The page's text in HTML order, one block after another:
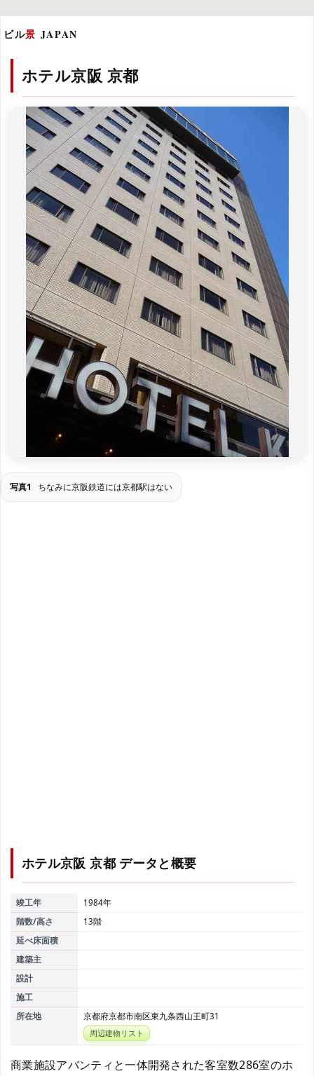
ビル景 JAPAN
ホテル京阪 京都
写真1 ちなみに京阪鉄道には京都駅はない
ホテル京阪 京都データと概要
竣工年
1984年
階数/高さ
13階
延べ床面積
建築主
設計
施工
所在地
京都府京都市南区東九条西山王町31
周辺建物リスト
商業施設アバンティと一体開発された客室数286室のホ